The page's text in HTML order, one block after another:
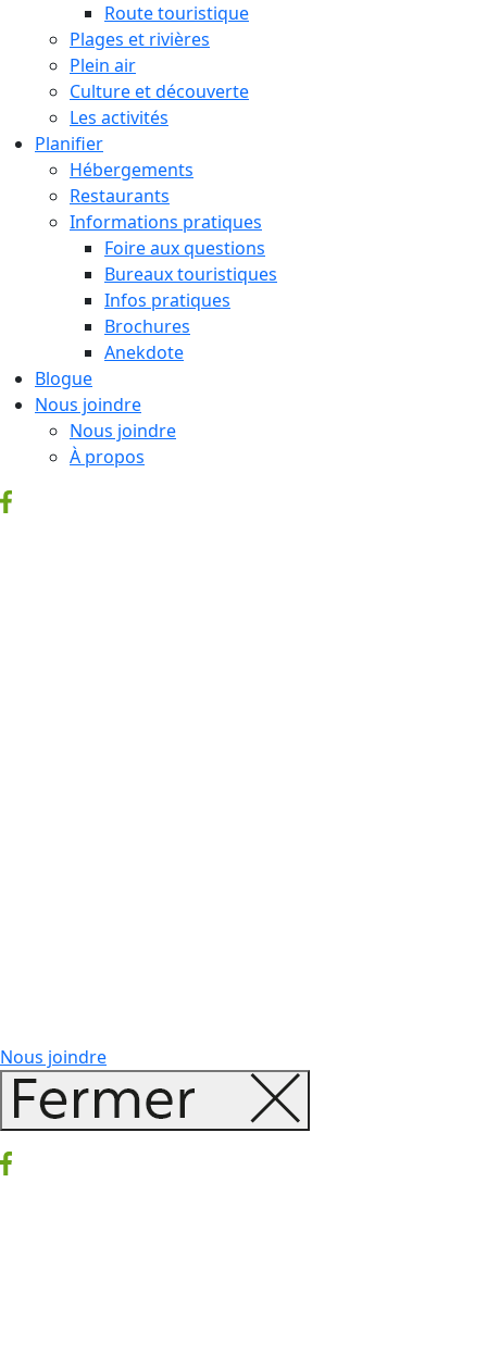
Route touristique
Plages et rivières
Plein air
Culture et découverte
Les activités
Planifier
Hébergements
Restaurants
Informations pratiques
Foire aux questions
Bureaux touristiques
Infos pratiques
Brochures
Anekdote
Blogue
Nous joindre
Nous joindre
À propos
Nous joindre